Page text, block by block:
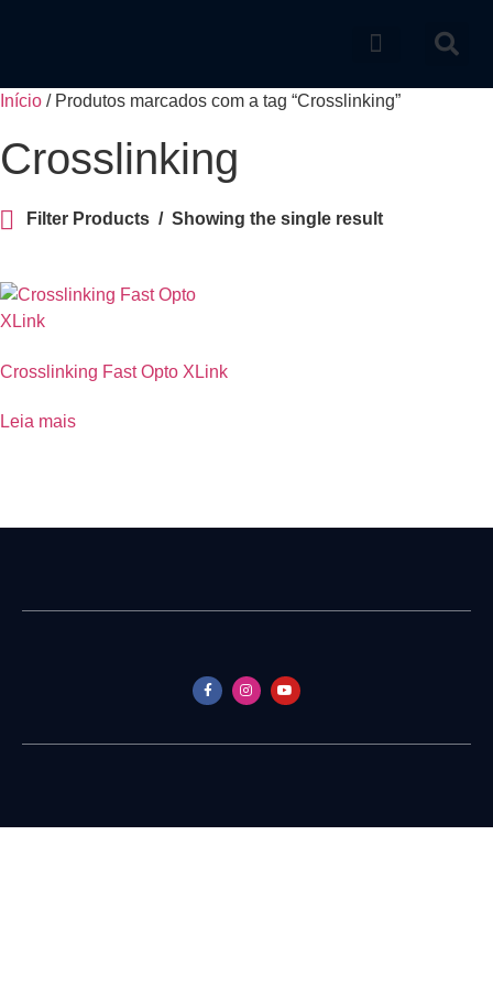
Início / Produtos marcados com a tag “Crosslinking”
Crosslinking
Filter Products Showing the single result
Crosslinking Fast Opto XLink
Leia mais